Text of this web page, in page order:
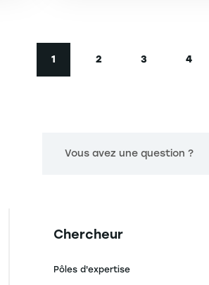
Page courante
1
Page
2
Page
3
Page
4
Vous avez une question ?
Navigation principale
Chercheur
Pôles d'expertise